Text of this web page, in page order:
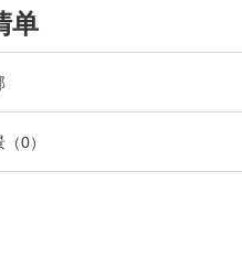
单
0）